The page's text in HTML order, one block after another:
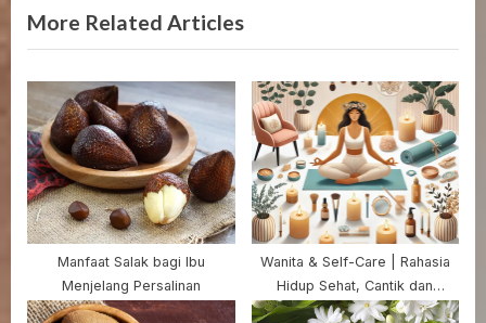
More Related Articles
Manfaat Salak bagi Ibu
Menjelang Persalinan
Wanita & Self-Care | Rahasia
Hidup Sehat, Cantik dan
Bahagia